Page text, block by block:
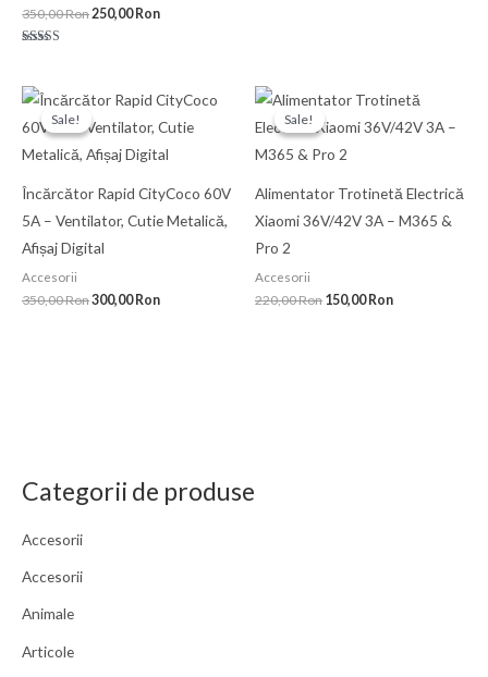
Categorii de produse
Accesorii
Accesorii
Animale
Articole
350,00Ron250,00 Ron
Sale!
Sale!
Încărcător Rapid CityCoco 60V
5A – Ventilator, Cutie Metalică,
Afișaj Digital
Accesorii
350,00Ron
Prețul
inițial
a
fost:
350,00 Ron.
300,00 Ron
Prețul
curent
este:
300,00 Ron.
Sale!
Sale!
Alimentator Trotinetă Electrică
Xiaomi 36V/42V 3A – M365 &
Pro 2
Accesorii
220,00Ron
Prețul
inițial
a
fost:
220,00 Ron.
150,00 Ron
Prețul
curent
este: